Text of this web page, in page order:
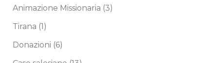
Animazione Missionaria (3)
Tirana (1)
Donazioni (6)